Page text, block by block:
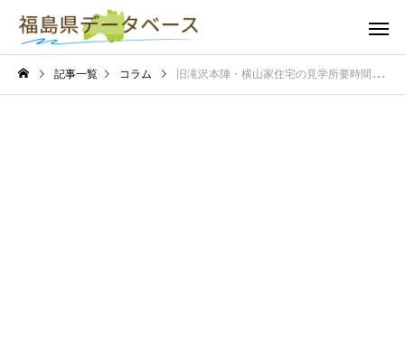
記事一覧 コラム 旧滝沢本陣・横山家住宅の見学所要時間は？見学にかかる時間の目安を紹介